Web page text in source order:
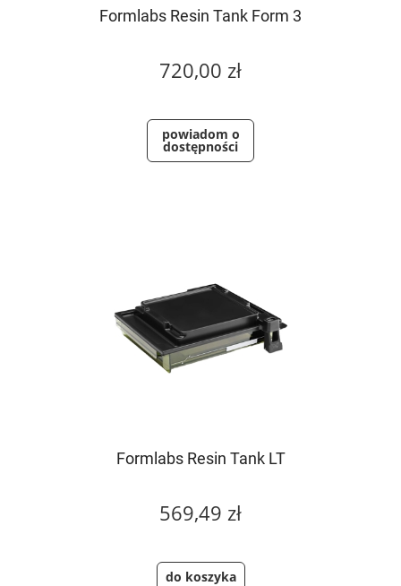
Formlabs Resin Tank Form 3
720,00 zł
powiadom o
dostępności
Formlabs Resin Tank LT
569,49 zł
do koszyka